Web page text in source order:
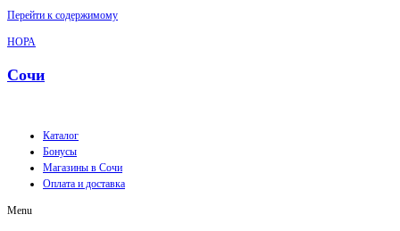
Перейти к содержимому
НОРА
Сочи
Каталог
Бонусы
Магазины в Сочи
Оплата и доставка
Menu